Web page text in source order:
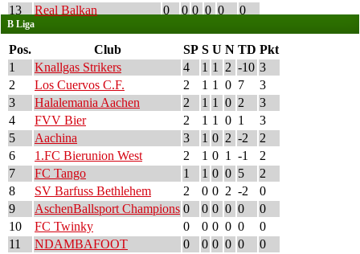
13
Real Balkan 0 0 0 0 0 0
B Liga
Pos. Club SP S U N TD Pkt
1
Knallgas Strikers 4 1 1 2 -10 3
2
Los Cuervos C.F. 2 1 1 0 7
3
3
Halalemania Aachen 2 1 1 0 2
3
4
FVV Bier 2 1 1 0 1
3
5
Aachina 3 1 0 2 -2
2
6
1.FC Bierunion West 2 1 0 1 -1
2
7
FC Tango 1 1 0 0 5
2
8
SV Barfuss Bethlehem 2 0 0 2 -2
0
9
AschenBallsport Champions 0 0 0 0 0
0
10
FC Twinky 0 0 0 0 0
0
11
NDAMBAFOOT 0 0 0 0 0
0